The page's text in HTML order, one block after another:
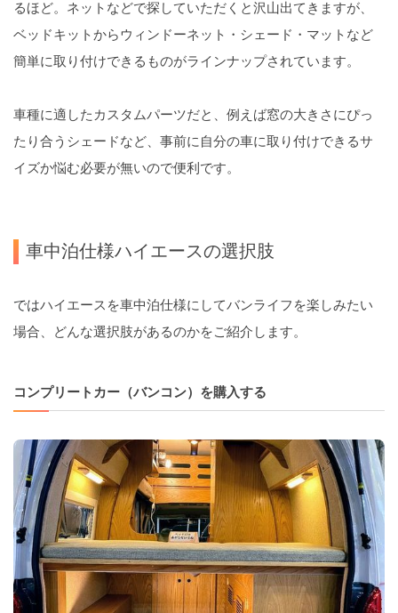
るほど。ネットなどで探していただくと沢山出てきますが、
ベッドキットからウィンドーネット・シェード・マットなど
簡単に取り付けできるものがラインナップされています。
車種に適したカスタムパーツだと、例えば窓の大きさにぴっ
たり合うシェードなど、事前に自分の車に取り付けできるサ
イズか悩む必要が無いので便利です。
車中泊仕様ハイエースの選択肢
ではハイエースを車中泊仕様にしてバンライフを楽しみたい
場合、どんな選択肢があるのかをご紹介します。
コンプリートカー（バンコン）を購入する